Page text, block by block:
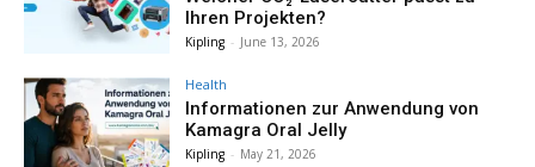
Ihren Projekten?
Kipling - June 13, 2026
Health
Informationen zur Anwendung von
Kamagra Oral Jelly
Kipling - May 21, 2026